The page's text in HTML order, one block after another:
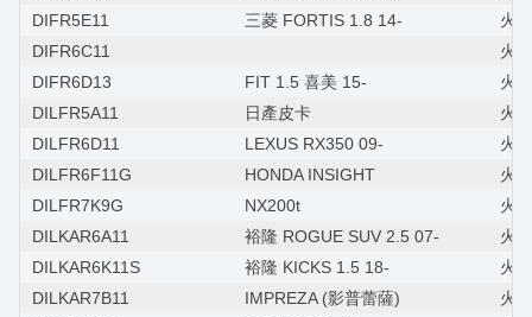
DIFR5E11
三菱 FORTIS 1.8 14-
火
DIFR6C11
火
DIFR6D13
FIT 1.5 喜美 15-
火
DILFR5A11
日產皮卡
火
DILFR6D11
LEXUS RX350 09-
火
DILFR6F11G
HONDA INSIGHT
火
DILFR7K9G
NX200t
火
DILKAR6A11
裕隆 ROGUE SUV 2.5 07-
火
DILKAR6K11S
裕隆 KICKS 1.5 18-
火
DILKAR7B11
IMPREZA (影普蕾薩)
火